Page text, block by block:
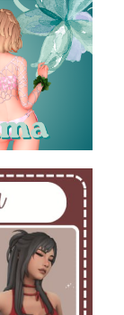
Creator profile